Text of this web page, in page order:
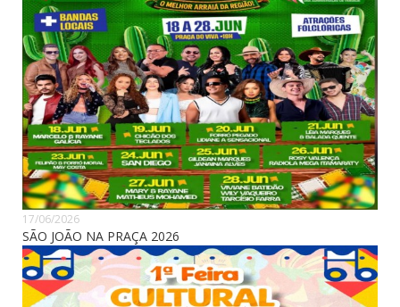
17/06/2026
SÃO JOÃO NA PRAÇA 2026